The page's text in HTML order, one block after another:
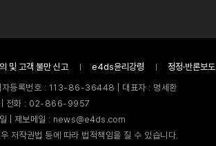
및 고객 불만 신고 e4ds윤리강령 정정·반론보도
자등록번호 : 113-86-36448 | 대표자 : 명세환
| 전화 : 02-866-9957
| 제보메일 : news@e4ds.com
저작권법 등에 따라 법적책임을 질 수 있습니다.